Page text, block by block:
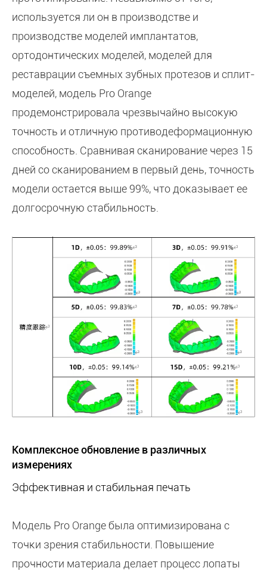
используется ли он в производстве и
производстве моделей имплантатов,
ортодонтических моделей, моделей для
реставрации съемных зубных протезов и сплит-
моделей, модель Pro Orange
продемонстрировала чрезвычайно высокую
точность и отличную противодеформационную
способность. Сравнивая сканирование через 15
дней со сканированием в первый день, точность
модели остается выше 99%, что доказывает ее
долгосрочную стабильность.
Комплексное обновление в различных
измерениях
Эффективная и стабильная печать
Модель Pro Orange была оптимизирована с
точки зрения стабильности. Повышение
прочности материала делает процесс лопаты